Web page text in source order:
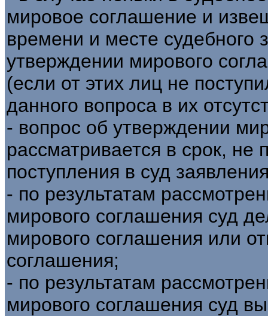
мировое соглашение и
времени и месте судебного
утверждении мирового
(если от этих лиц не
данного вопроса в их
- вопрос об утверждении
рассматривается в срок,
поступления в суд
- по результатам
мирового соглашения суд
мирового соглашения или
соглашения;
- по результатам
мирового соглашения суд